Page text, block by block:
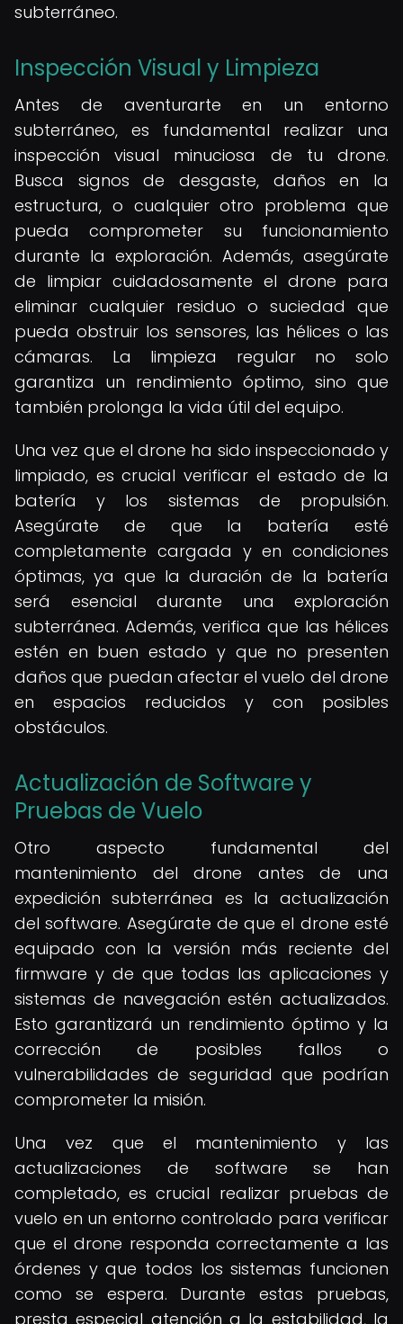
subterráneo.
Inspección Visual y Limpieza
Antes de aventurarte en un entorno
subterráneo, es fundamental realizar una
inspección visual minuciosa de tu drone.
Busca signos de desgaste, daños en la
estructura, o cualquier otro problema que
pueda comprometer su funcionamiento
durante la exploración. Además, asegúrate
de limpiar cuidadosamente el drone para
eliminar cualquier residuo o suciedad que
pueda obstruir los sensores, las hélices o las
cámaras. La limpieza regular no solo
garantiza un rendimiento óptimo, sino que
también prolonga la vida útil del equipo.
Una vez que el drone ha sido inspeccionado y
limpiado, es crucial verificar el estado de la
batería y los sistemas de propulsión.
Asegúrate de que la batería esté
completamente cargada y en condiciones
óptimas, ya que la duración de la batería
será esencial durante una exploración
subterránea. Además, verifica que las hélices
estén en buen estado y que no presenten
daños que puedan afectar el vuelo del drone
en espacios reducidos y con posibles
obstáculos.
Actualización de Software y
Pruebas de Vuelo
Otro aspecto fundamental del
mantenimiento del drone antes de una
expedición subterránea es la actualización
del software. Asegúrate de que el drone esté
equipado con la versión más reciente del
firmware y de que todas las aplicaciones y
sistemas de navegación estén actualizados.
Esto garantizará un rendimiento óptimo y la
corrección de posibles fallos o
vulnerabilidades de seguridad que podrían
comprometer la misión.
Una vez que el mantenimiento y las
actualizaciones de software se han
completado, es crucial realizar pruebas de
vuelo en un entorno controlado para verificar
que el drone responda correctamente a las
órdenes y que todos los sistemas funcionen
como se espera. Durante estas pruebas,
presta especial atención a la estabilidad, la